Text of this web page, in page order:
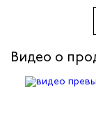
Видео о